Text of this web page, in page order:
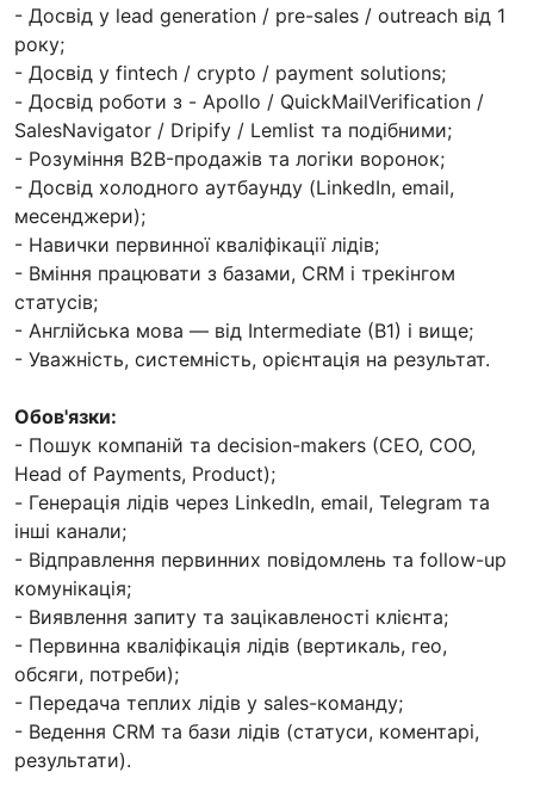
- Досвід у lead generation / pre-sales / outreach від 1
року;
- Досвід у fintech / crypto / payment solutions;
- Досвід роботи з - Apollo / QuickMailVerification /
SalesNavigator / Dripify / Lemlist та подібними;
- Розуміння B2B-продажів та логіки воронок;
- Досвід холодного аутбаунду (LinkedIn, email,
месенджери);
- Навички первинної кваліфікації лідів;
- Вміння працювати з базами, CRM і трекінгом
статусів;
- Англійська мова — від Intermediate (B1) і вище;
- Уважність, системність, орієнтація на результат.
Обов'язки:
- Пошук компаній та decision-makers (CEO, COO,
Head of Payments, Product);
- Генерація лідів через LinkedIn, email, Telegram та
інші канали;
- Відправлення первинних повідомлень та follow-up
комунікація;
- Виявлення запиту та зацікавленості клієнта;
- Первинна кваліфікація лідів (вертикаль, гео,
обсяги, потреби);
- Передача теплих лідів у sales-команду;
- Ведення CRM та бази лідів (статуси, коментарі,
результати).